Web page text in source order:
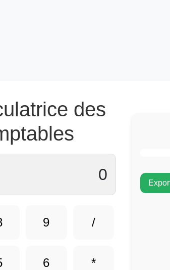
des
0
9 /
6 *